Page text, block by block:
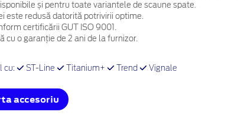
și pentru toate variantele de scaune spate.
este redusă datorită potrivirii optime.
certificării GUT ISO 9001.
cu o garanție de 2 ani de la furnizor.
cu: ST-Line Titanium+ Trend Vignale
accesoriu